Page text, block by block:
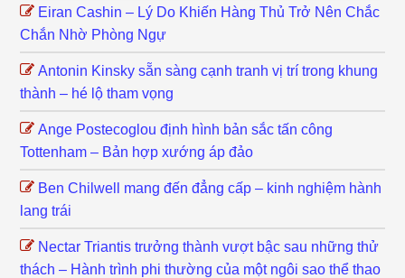
Eiran Cashin – Lý Do Khiến Hàng Thủ Trở Nên Chắc
Chắn Nhờ Phòng Ngự
Antonin Kinsky sẵn sàng cạnh tranh vị trí trong khung
thành – hé lộ tham vọng
Ange Postecoglou định hình bản sắc tấn công
Tottenham – Bản hợp xướng áp đảo
Ben Chilwell mang đến đẳng cấp – kinh nghiệm hành
lang trái
Nectar Triantis trưởng thành vượt bậc sau những thử
thách – Hành trình phi thường của một ngôi sao thể thao